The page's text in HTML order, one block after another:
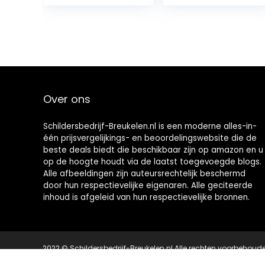
Over ons
Schildersbedrijf-Breukelen.nl is een moderne alles-in-
één prijsvergelijkings- en beoordelingswebsite die de
beste deals biedt die beschikbaar zijn op amazon en u
op de hoogte houdt via de laatst toegevoegde blogs.
Alle afbeeldingen zijn auteursrechtelijk beschermd
door hun respectievelijke eigenaren. Alle geciteerde
inhoud is afgeleid van hun respectievelijke bronnen.
2022 © Schildersbedrijf-Breukelen.nl Alle rechten